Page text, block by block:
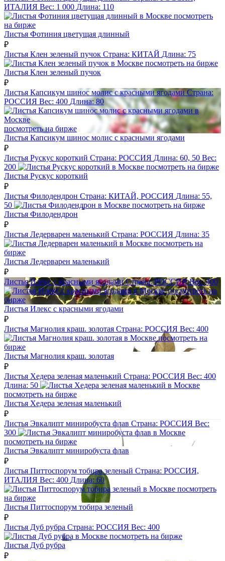
ИТАЛИЯ Вес: 1 000 Длина: 110
посмотреть
на бирже
Листья Фотиния цветущая длинный
₽
Листья Клен зеленый пучок Страна: КИТАЙ Длина: 75
посмотреть на бирже
Листья Клен зеленый пучок
₽
Листья Капсикум шинос молис с красными ягодамиСтрана:
РОССИЯ Вес: 400 Длина: 80
посмотреть на бирже
Листья Капсикум шинос молис с красными ягодами
₽
Листья Рускус короткий Страна: РОССИЯ Длина: 60, 50 Вес:
200
посмотреть на бирже
Листья Рускус короткий
₽
Листья Филодендрон Страна: КИТАЙ, РОССИЯ Длина: 55,
50
посмотреть на бирже
Листья Филодендрон
₽
Листья Ледерварен маленький Страна: РОССИЯ Длина: 35
посмотреть на
бирже
Листья Ледерварен маленький
₽
Листья Илекс с красными ягодамиСтрана:РОССИЯ Вес:400
посмотреть на
бирже
Листья Илекс с красными ягодами
₽
Листья Магнолия краш. золотая Страна: РОССИЯ Вес: 400
посмотреть на
бирже
Листья Магнолия краш. золотая
₽
Листья Хедера зеленая маленький Страна: РОССИЯ Вес: 400
Длина: 50
посмотреть на бирже
Листья Хедера зеленая маленький
₽
Листья Эвкалипт миниробуста флав Страна: РОССИЯ Вес:
300
посмотреть на бирже
Листья Эвкалипт миниробуста флав
₽
Листья Питтоспорум тобира зеленый Страна: РОССИЯ,
ИТАЛИЯ Вес: 400 Длина: 60
посмотреть
на бирже
Листья Питтоспорум тобира зеленый
₽
Листья Дуб рубра Страна: РОССИЯ Вес: 400
посмотреть на бирже
Листья Дуб рубра
₽